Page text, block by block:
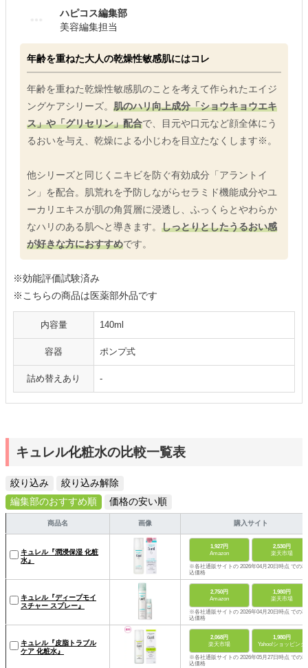
ハピコス編集部
美容編集担当
年齢を重ねた大人の乾燥性敏感肌にはコレ
年齢を重ねた乾燥性敏感肌のことを考えて作られたエイジ
ングケアシリーズ。 肌のハリ向上成分「ショウキョウエキ
ス」や「グリセリン」配合で、目元や口元など顔全体にう
るおいを与え、乾燥による小じわを目立たなくします※。
他シリーズと同じくニキビを防ぐ有効成分「アラントイ
ン」を配合。肌荒れを予防しながらセラミド機能成分やユ
ーカリエキスが肌の角質層に浸透し、ふっくらとやわらか
なハリのある肌へと導きます。 しっとりとしたうるおい感
が好きな方におすすめです。
※効能評価試験済み
※こちらの商品は医薬部外品です
内容量 140ml
容器 ポンプ式
詰め替えあり -
キュレル化粧水の比較一覧表
絞り込み
絞り込み解除
編集部のおすすめ順
価格の安い順
商品名 画像 購入サイト
キュレル『潤浸保湿 化粧
水』
1,927円
Amazon
2,530円
楽天市場
※各社通販サイトの 2026年04月20日時点 での税
込価格
キュレル『ディープモイ
スチャー スプレー』
2,750円
Amazon
1,980円
楽天市場
※各社通販サイトの 2026年04月20日時点 での税
込価格
キュレル『皮脂トラブル
ケア 化粧水』
2,068円
楽天市場
1,980円
Yahoo!ショッピング
※各社通販サイトの 2026年05月27日時点 での税
込価格